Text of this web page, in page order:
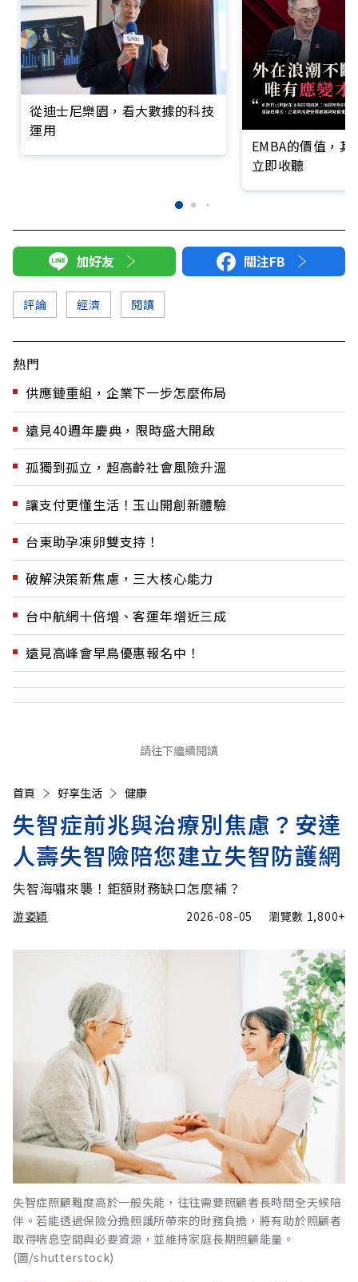
從迪士尼樂園，看大數據的科技
運用
EMBA的價值，
立即收聽
加好友 關注FB
評論 經濟 閱讀
熱門
供應鏈重組，企業下一步怎麼佈局
遠見40週年慶典，限時盛大開啟
孤獨到孤立，超高齡社會風險升溫
讓支付更懂生活！玉山開創新體驗
台東助孕凍卵雙支持！
破解決策新焦慮，三大核心能力
台中航網十倍增、客運年增近三成
遠見高峰會早鳥優惠報名中！
請往下繼續閱讀
首頁 好享生活 健康
失智症前兆與治療別焦慮？安達
人壽失智險陪您建立失智防護網
失智海嘯來襲！鉅額財務缺口怎麼補？
游姿穎 2026-08-05 瀏覽數 1,800+
失智症照顧難度高於一般失能，往往需要照顧者長時間全天候陪
伴。若能透過保險分擔照護所帶來的財務負擔，將有助於照顧者
取得喘息空間與必要資源，並維持家庭長期照顧能量。
(圖/shutterstock)